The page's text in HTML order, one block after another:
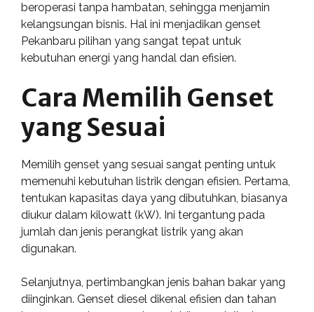
beroperasi tanpa hambatan, sehingga menjamin
kelangsungan bisnis. Hal ini menjadikan genset
Pekanbaru pilihan yang sangat tepat untuk
kebutuhan energi yang handal dan efisien.
Cara Memilih Genset
yang Sesuai
Memilih genset yang sesuai sangat penting untuk
memenuhi kebutuhan listrik dengan efisien. Pertama,
tentukan kapasitas daya yang dibutuhkan, biasanya
diukur dalam kilowatt (kW). Ini tergantung pada
jumlah dan jenis perangkat listrik yang akan
digunakan.
Selanjutnya, pertimbangkan jenis bahan bakar yang
diinginkan. Genset diesel dikenal efisien dan tahan